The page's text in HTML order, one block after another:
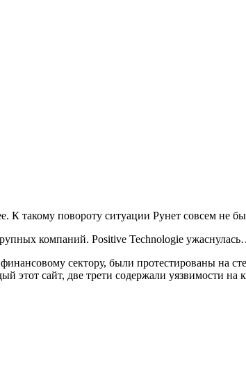
К такому повороту ситуации Рунет совсем не
компаний. Positive Technologie
сектору, были протестированы на
этот сайт, две трети содержали уязвимости